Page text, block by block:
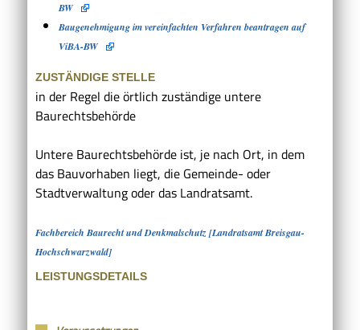
BW
Baugenehmigung im vereinfachten Verfahren beantragen auf
ViBA-BW
ZUSTÄNDIGE STELLE
in der Regel die örtlich zuständige untere
Baurechtsbehörde
Untere Baurechtsbehörde ist, je nach Ort, in dem
das Bauvorhaben liegt, die Gemeinde- oder
Stadtverwaltung oder das Landratsamt.
Fachbereich Baurecht und Denkmalschutz [Landratsamt Breisgau-
Hochschwarzwald]
LEISTUNGSDETAILS